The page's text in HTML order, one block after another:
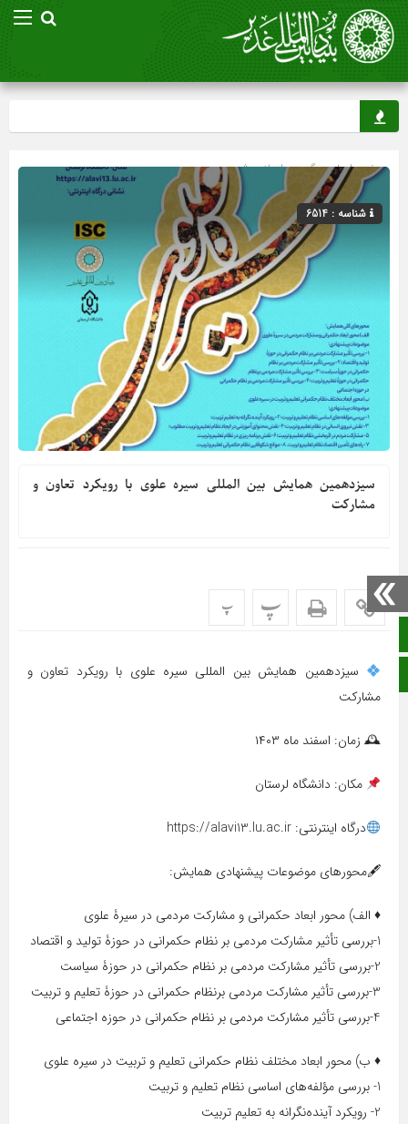
صفحه اصلی» گروه »اسلاید شو
شناسه : 6514
سیزدهمین همایش بین المللی سیره علوی با رویکرد تعاون و
مشارکت
پ پ
سیزدهمین همایش بین المللی سیره علوی با رویکرد تعاون و
مشارکت
🕰 زمان: اسفند ماه ۱۴۰۳
مکان: دانشگاه لرستان
درگاه اینترنتی: https://alavi13.lu.ac.ir
🖋محور‌های موضوعات پیشنهادی همایش:
♦️ الف) محور ابعاد حکمرانی و مشارکت مردمی در سیرۀ علوی
1-بررسی تأثیر مشارکت مردمی بر نظام حکمرانی در حوزۀ تولید و اقتصاد
2-بررسی تأثیر مشارکت مردمی بر نظام حکمرانی در حوزۀ سیاست
3-بررسی تأثیر مشارکت مردمی برنظام حکمرانی در حوزۀ تعلیم و تربیت
4-بررسی تأثیر مشارکت مردمی بر نظام حکمرانی در حوزه اجتماعی
♦️ ب) محور ابعاد مختلف نظام حکمرانی تعلیم و تربیت در سیره علوی
1- بررسی مؤلفه‌های اساسی نظام تعلیم و تربیت
2- رویکرد آینده‌نگرانه به تعلیم تربیت